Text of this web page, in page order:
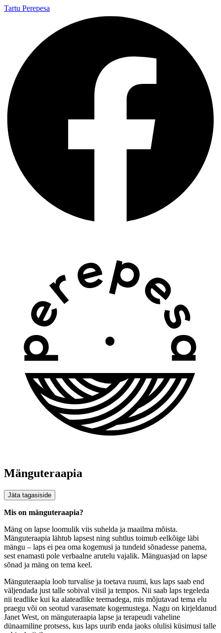
Tartu Perepesa
Mänguteraapia
Jäta tagasiside
Mis on mänguteraapia?
Mäng on lapse loomulik viis suhelda ja maailma mõista.
Mänguteraapia lähtub lapsest ning suhtlus toimub eelkõige läbi
mängu – laps ei pea oma kogemusi ja tundeid sõnadesse panema,
sest enamasti pole verbaalne arutelu vajalik. Mänguasjad on lapse
sõnad ja mäng on tema keel.
Mänguteraapia loob turvalise ja toetava ruumi, kus laps saab end
väljendada just talle sobival viisil ja tempos. Nii saab laps tegeleda
nii teadlike kui ka alateadlike teemadega, mis mõjutavad tema elu
praegu või on seotud varasemate kogemustega. Nagu on kirjeldanud
Janet West, on mänguteraapia lapse ja terapeudi vaheline
dünaamiline protsess, kus laps uurib enda jaoks olulisi küsimusi talle